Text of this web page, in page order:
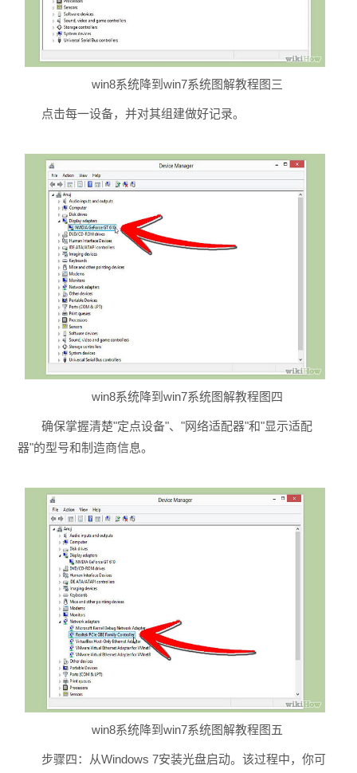
win8系统降到win7系统图解教程图三
点击每一设备，并对其组建做好记录。
win8系统降到win7系统图解教程图四
确保掌握清楚"定点设备"、"网络适配器"和"显示适配
器"的型号和制造商信息。
win8系统降到win7系统图解教程图五
步骤四：从Windows 7安装光盘启动。该过程中，你可